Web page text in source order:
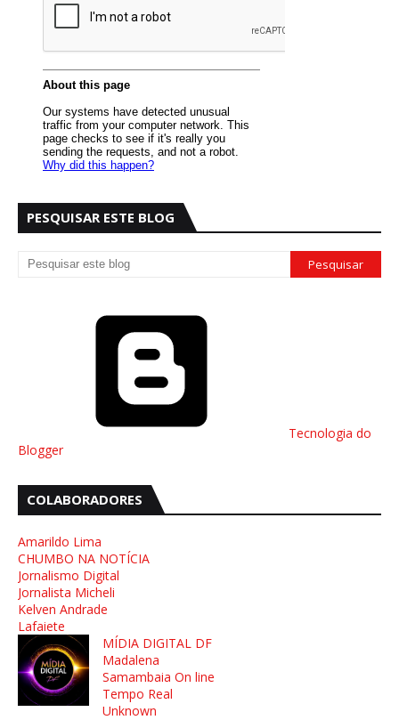
PESQUISAR ESTE BLOG
Tecnologia do
Blogger
COLABORADORES
Amarildo Lima
CHUMBO NA NOTÍCIA
Jornalismo Digital
Jornalista Micheli
Kelven Andrade
Lafaiete
MÍDIA DIGITAL DF
Madalena
Samambaia On line
Tempo Real
Unknown